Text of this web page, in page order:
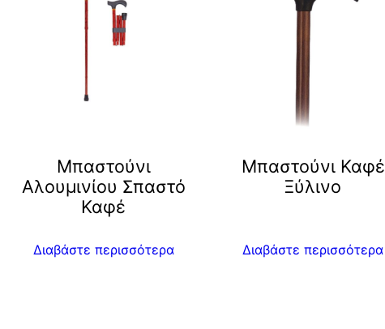
Μπαστούνι
Αλουμινίου Σπαστό
Καφέ
Διαβάστε περισσότερα
Μπαστούνι Καφέ
Ξύλινο
Διαβάστε περισσότερα